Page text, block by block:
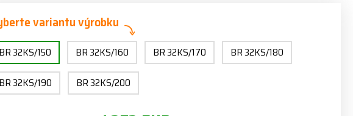
variantu výrobku
BR 32KS/150 BR 32KS/160 BR 32KS/170
BR 32KS/180
BR 32KS/190
BR 32KS/200